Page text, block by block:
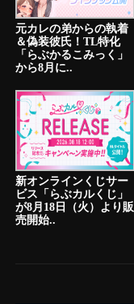
元カレの弟からの執着
＆偽装彼氏！TL特化
「らぶかるこみっく」
から8月に..
新オンラインくじサー
ビス「らぶカルくじ」
が8月18日（火）より販
売開始..